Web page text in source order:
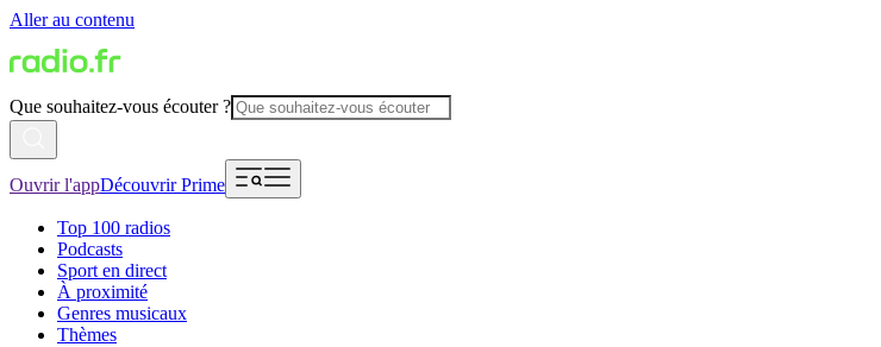
Aller au contenu
Que souhaitez-vous écouter ?
Ouvrir l'appDécouvrir Prime
Top 100 radios
Podcasts
Sport en direct
À proximité
Genres musicaux
Thèmes